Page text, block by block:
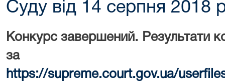
Суду від 14 серпня 2018
Конкурс завершений. Результати
за
https://supreme.court.gov.ua/